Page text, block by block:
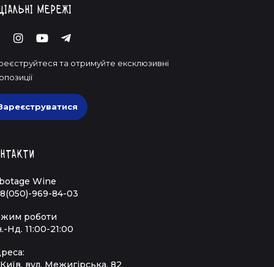
мережі
та отримуйте ексклюзивні
Wine
969-84-03
роботи
Нд. 11:00-21:00
вул. Межигірська, 82